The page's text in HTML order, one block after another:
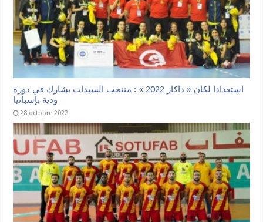
استعدادا لكان « داكار 2022 » : منتخب السيدات يشارك في دورة
ودية بإسبانيا
28 octobre 2022